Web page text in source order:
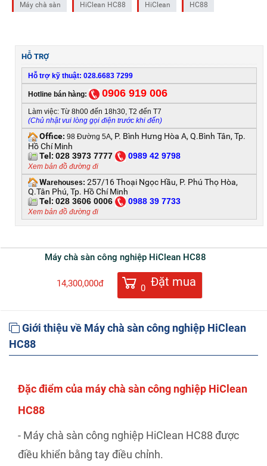
Máy chà sàn
HiClean HC88 HiClean HC88
HỖ TRỢ
Hỗ trợ kỹ thuật: 028.6683 7299
Hotline bán hàng: 0906 919 006
Làm việc: Từ 8h00 đến 18h30, T2 đến T7
(Chủ nhật vui lòng gọi điện trước khi đến)
Office: 98 Đường 5A, P. Bình Hưng Hòa A, Q.Bình Tân, Tp.
Hồ Chí Minh
Tel: 028 3973 7777 0989 42 9798
Xem bản đồ đường đi
Warehouses: 257/16 Thoại Ngọc Hầu, P. Phú Thọ Hòa,
Q.Tân Phú, Tp. Hồ Chí Minh
Tel: 028 3606 0006 0988 39 7733
Xem bản đồ đường đi
Máy chà sàn công nghiệp HiClean HC88
14,300,000đ 0 Đặt mua
Giới thiệu về Máy chà sàn công nghiệp HiClean
HC88
Đặc điểm của máy chà sàn công nghiệp HiClean
HC88
- Máy chà sàn công nghiệp HiClean HC88 được
điều khiển bằng tay điều chỉnh.